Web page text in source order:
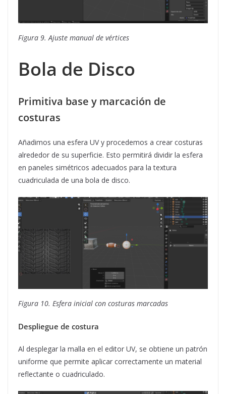
Figura 9. Ajuste manual de vértices
Bola de Disco
Primitiva base y marcación de
costuras
Añadimos una esfera UV y procedemos a crear costuras
alrededor de su superficie. Esto permitirá dividir la esfera
en paneles simétricos adecuados para la textura
cuadriculada de una bola de disco.
Figura 10. Esfera inicial con costuras marcadas
Despliegue de costura
Al desplegar la malla en el editor UV, se obtiene un patrón
uniforme que permite aplicar correctamente un material
reflectante o cuadriculado.